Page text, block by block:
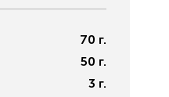
70 г.
50 г.
3 г.